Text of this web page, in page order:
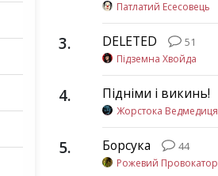
Патлатий Есесовець
3. DELETED 51
Підземна Хвойда
4. Підніми і викинь!
Жорстока Ведмедиця
5. Борсука 44
Рожевий Провокатор